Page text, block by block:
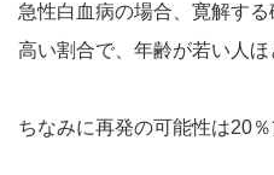
急性白血病の場合、寛解す
高い割合で、年齢が若い人ほ
ちなみに再発の可能性は20